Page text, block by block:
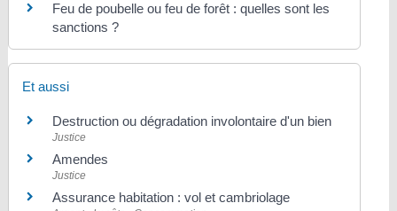
Feu de poubelle ou feu de forêt : quelles sont les
sanctions ?
Et aussi
Destruction ou dégradation involontaire d'un bien
Justice
Amendes
Justice
Assurance habitation : vol et cambriolage